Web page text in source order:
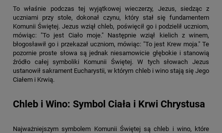
To właśnie podczas tej wyjątkowej wieczerzy, Jezus, siedząc z
uczniami przy stole, dokonał czynu, który stał się fundamentem
Komunii Świętej. Jezus wziął chleb, poświęcił go i podzielił uczniom,
mówiąc: "To jest Ciało moje." Następnie wziął kielich z winem,
błogosławił go i przekazał uczniom, mówiąc: "To jest Krew moja." Te
pozornie proste słowa są jednak niesamowicie głębokie i stanowią
źródło całej symboliki Komunii Świętej. W tych słowach Jezus
ustanowił sakrament Eucharystii, w którym chleb i wino stają się Jego
Ciałem i Krwią.
Chleb i Wino: Symbol Ciała i Krwi Chrystusa
Najważniejszym symbolem Komunii Świętej są chleb i wino, które